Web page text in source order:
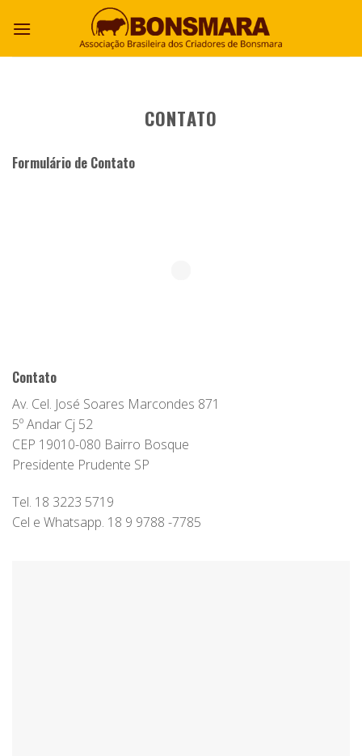
CONTATO
Formulário de Contato
Contato
Av. Cel. José Soares Marcondes 871
5º Andar Cj 52
CEP 19010-080 Bairro Bosque
Presidente Prudente SP
Tel. 18 3223 5719
Cel e Whatsapp. 18 9 9788 -7785